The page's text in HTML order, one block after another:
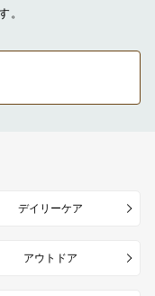
。
デイリーケア
アウトドア